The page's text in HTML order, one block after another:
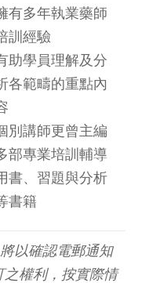
有多年執業藥師
訓經驗
助學員理解及分
各範疇的重點內
別講師更曾主編
部專業培訓輔導
書、習題與分析
書籍
以確認電郵通知
權利，按實際情